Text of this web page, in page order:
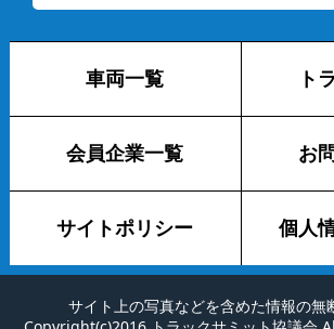
車両一覧 ト
会員企業一覧 お
サイトポリシー 個人
サイト上の写真などを含めた情報の